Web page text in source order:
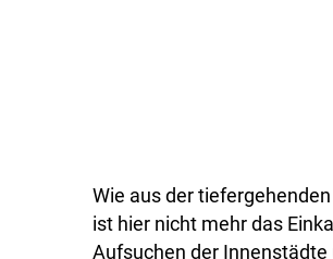
Wie aus der
ist hier nicht mehr das
Aufsuchen der Innenstädte